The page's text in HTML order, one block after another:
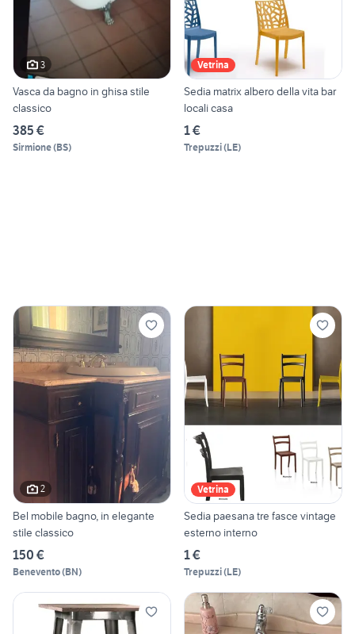
3
Vasca da bagno in ghisa stile
classico
385 €
Sirmione(BS)
Vetrina
Sedia matrix albero della vita bar
locali casa
1 €
Trepuzzi(LE)
2
Bel mobile bagno, in elegante
stile classico
150 €
Benevento(BN)
Vetrina
Sedia paesana tre fasce vintage
esterno interno
1 €
Trepuzzi(LE)